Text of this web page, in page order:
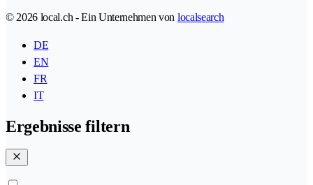
© 2026 local.ch - Ein Unternehmen von localsearch
DE
EN
FR
IT
Ergebnisse filtern